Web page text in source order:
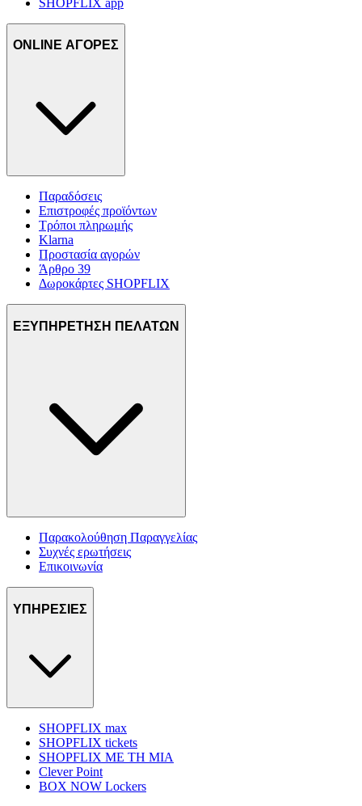
ONLINE ΑΓΟΡΕΣ
Παραδόσεις
Επιστροφές προϊόντων
Τρόποι πληρωμής
Klarna
Προστασία αγορών
Άρθρο 39
Δωροκάρτες SHOPFLIX
ΕΞΥΠΗΡΕΤΗΣΗ ΠΕΛΑΤΩΝ
Παρακολούθηση Παραγγελίας
Συχνές ερωτήσεις
Επικοινωνία
ΥΠΗΡΕΣΙΕΣ
SHOPFLIX max
SHOPFLIX tickets
SHOPFLIX ΜΕ ΤΗ ΜΙΑ
Clever Point
BOX NOW Lockers